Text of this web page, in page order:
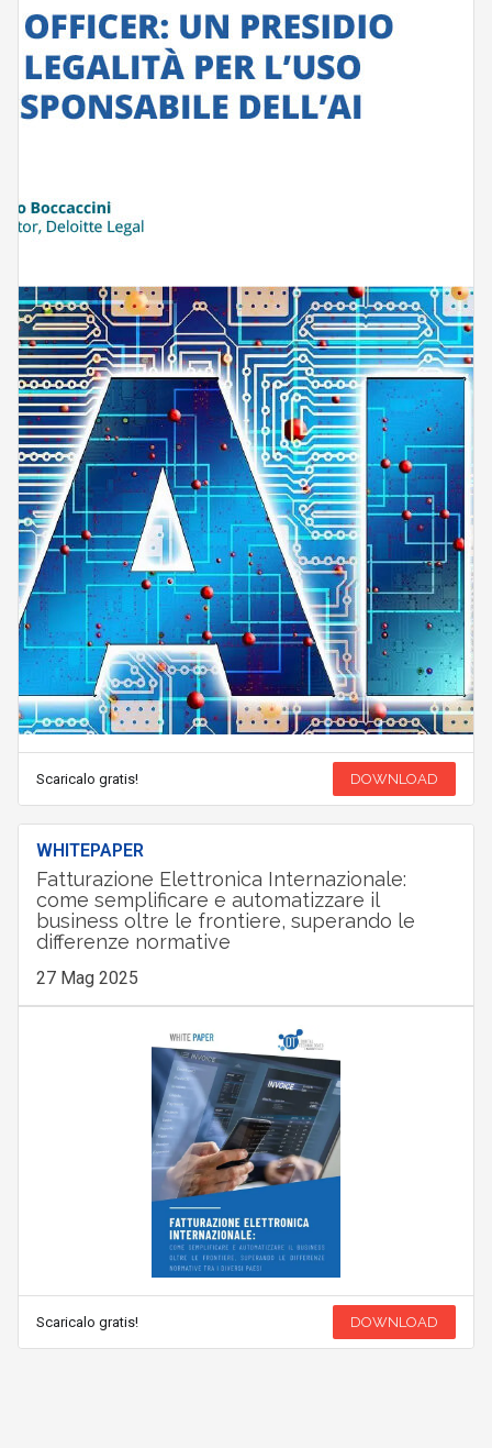
Scaricalo gratis! DOWNLOAD
WHITEPAPER
Fatturazione Elettronica Internazionale:
come semplificare e automatizzare il
business oltre le frontiere, superando le
differenze normative
27 Mag 2025
Scaricalo gratis! DOWNLOAD